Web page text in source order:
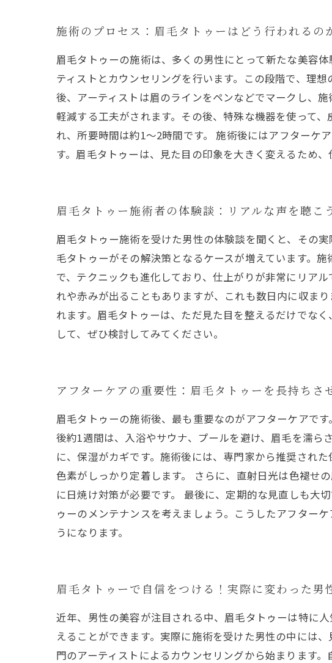
施術のプロセス：眉毛タトゥーはどう行われるの
眉毛タトゥーの施術は、多くの男性にとって新たな美容
ティストとカウンセリングを行います。この段階で、理
後、アーティストは眉のラインをペンなどでマークし、
軽減する工夫がされます。その後、特殊な機器を使って
れ、所要時間は約1〜2時間です。 施術後にはアフターケ
す。眉毛タトゥーは、見た目の印象を大きく変えるため
眉毛タトゥー施術者の体験談：リアルな声を聴こう
眉毛タトゥー施術を受けた男性の体験談を聞くと、その
毛タトゥーがその解決策となるケースが増えています。
で、テクニックも進化しており、仕上がりが非常にリア
れや赤みが出ることもありますが、これも数日内に収ま
れます。眉毛タトゥーは、ただ見た目を整えるだけでな
して、ぜひ検討してみてください。
アフターケアの重要性：眉毛タトゥーを長持ちさ
眉毛タトゥーの施術後、最も重要なのがアフターケアで
後約1週間は、入浴やサウナ、プールを避け、眉毛を濡ら
に、保湿がカギです。施術後には、専門家から推奨され
色素がしっかり定着します。 さらに、直射日光は色褪せ
に日焼け対策が必要です。 最後に、定期的な見直しも大
ゥーのメンテナンスを考えましょう。こうしたアフター
うになります。
眉毛タトゥーで自信をつける！実際に変わった男
近年、男性の美容が注目される中、眉毛タトゥーは特に
えることができます。実際に施術を受けた男性の中には
門のアーティストによるカウンセリングから始まります